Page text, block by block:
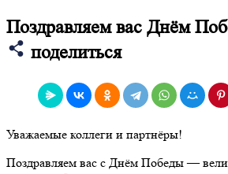
Поздравляем вас Днём
поделиться
Уважаемые коллеги и партнёры!
Поздравляем вас с Днём Победы —